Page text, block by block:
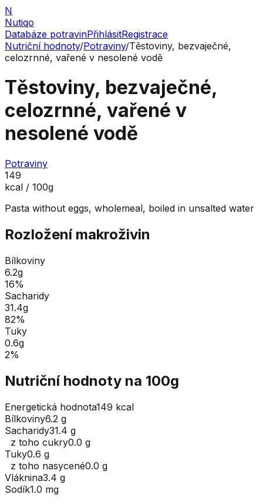
N
Nutiqo
Databáze potravinPřihlásitRegistrace
Nutriční hodnoty/Potraviny/Těstoviny, bezvaječné,
celozrnné, vařené v nesolené vodě
Těstoviny, bezvaječné,
celozrnné, vařené v
nesolené vodě
Potraviny
149
kcal / 100g
Pasta without eggs, wholemeal, boiled in unsalted water
Rozložení makroživin
Bílkoviny
6.2g
16%
Sacharidy
31.4g
82%
Tuky
0.6g
2%
Nutriční hodnoty na 100g
Energetická hodnota149 kcal
Bílkoviny6.2 g
Sacharidy31.4 g
z toho cukry0.0 g
Tuky0.6 g
z toho nasycené0.0 g
Vláknina3.4 g
Sodík1.0 mg